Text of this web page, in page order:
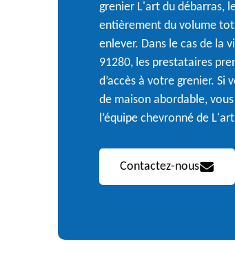
grenier L'art du débarras,
entièrement du volume
enlever. Dans le cas de la
91280, les prestataires
d’accès à votre grenier. Si
de maison abordable,
l’équipe chevronné de
Contactez-nous